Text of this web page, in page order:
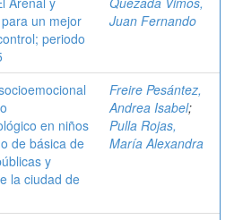
un mejor
periodo
Juan Fernando
en niños
de básica de
y
la ciudad de
Freire Pesántez,
Andrea Isabel;
Pulla Rojas,
María Alexandra